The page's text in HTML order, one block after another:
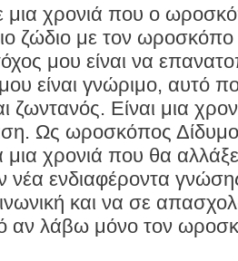
χρονιά που ο
ζώδιο με τον ωροσκόπο
μου είναι να
είναι γνώριμο, αυτό
ζωντανός. Είναι μια
Ως ωροσκόπος
μια χρονιά που θα
ενδιαφέροντα
και να σε
αν λάβω μόνο τον